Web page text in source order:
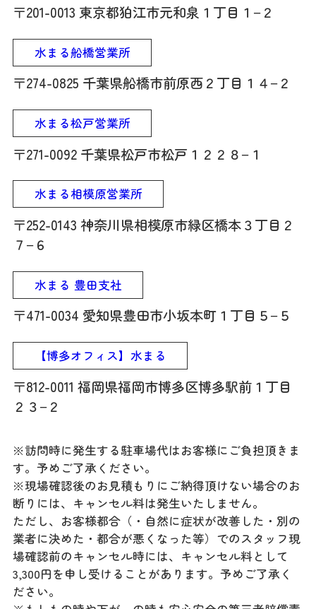
〒201-0013 東京都狛江市元和泉１丁目１−２
水まる船橋営業所
〒274-0825 千葉県船橋市前原西２丁目１４−２
水まる松戸営業所
〒271-0092 千葉県松戸市松戸１２２８−１
水まる相模原営業所
〒252-0143 神奈川県相模原市緑区橋本３丁目２
７−６
水まる 豊田支社
〒471-0034 愛知県豊田市小坂本町１丁目５−５
【博多オフィス】水まる
〒812-0011 福岡県福岡市博多区博多駅前１丁目
２３−２
※訪問時に発生する駐車場代はお客様にご負担頂きま
す。予めご了承ください。
※現場確認後のお見積もりにご納得頂けない場合のお
断りには、キャンセル料は発生いたしません。
ただし、お客様都合（・自然に症状が改善した・別の
業者に決めた・都合が悪くなった等）でのスタッフ現
場確認前のキャンセル時には、キャンセル料として
3,300円を申し受けることがあります。予めご了承く
ださい。